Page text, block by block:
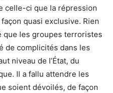
celle-ci que la répression
quasi exclusive. Rien
que les groupes terroristes
de complicités dans les
niveau de l’État, du
Il a fallu attendre les
soient dévoilés, de façon